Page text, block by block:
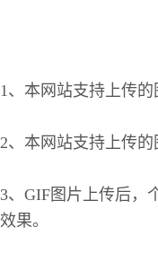
1、本网站支持上传
2、本网站支持上传的
3、GIF图片上传后，
效果。